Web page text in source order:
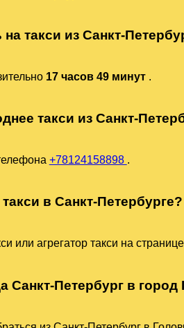
такси из Санкт-
17 часов 49 минут .
такси из Санкт-
+78124158898 .
в Санкт-Петербурге?
или агрегатор такси на
Санкт-Петербург в